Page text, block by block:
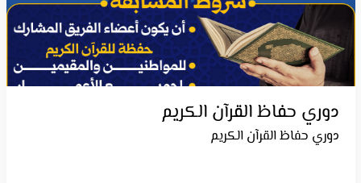
دوري حفاظ القرآن الكريم
دوري حفاظ القرآن الكريم